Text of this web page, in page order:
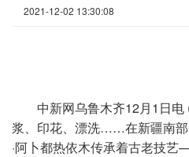
2021-12-02 13:30:08
中新网乌鲁木齐12月1日电
浆、印花、漂洗……在新疆南
·阿卜都热依木传承着古老技